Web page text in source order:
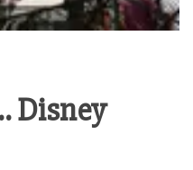
Disney